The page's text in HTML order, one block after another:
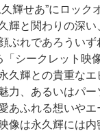
輝せあ”にロック
輝と関わりの深
ぶれであろういず
「シークレット映
久輝との貴重なエ
力、あるいはパ
あふれる想いや
像は永久輝には